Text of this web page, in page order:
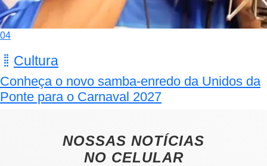
04
Cultura
Conheça o novo samba-enredo da Unidos da
Ponte para o Carnaval 2027
NOSSAS NOTÍCIAS
NO CELULAR